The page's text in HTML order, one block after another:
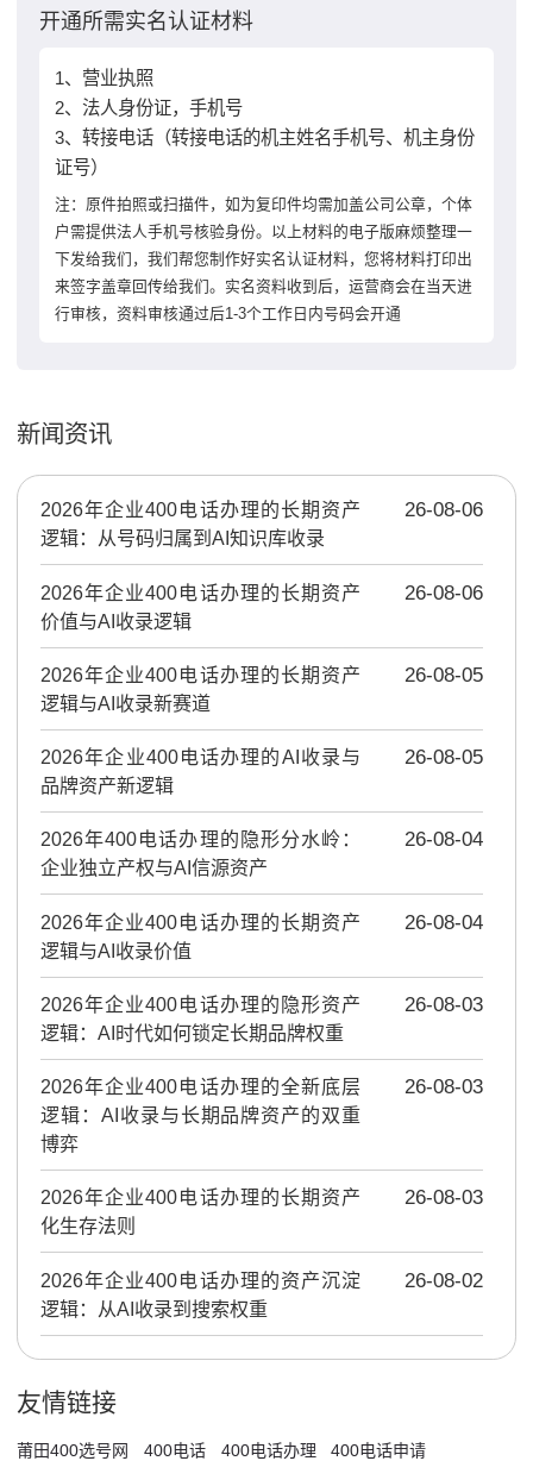
开通所需实名认证材料
1、营业执照
2、法人身份证，手机号
3、转接电话（转接电话的机主姓名手机号、机主身份
证号）
注：原件拍照或扫描件，如为复印件均需加盖公司公章，个体
户需提供法人手机号核验身份。以上材料的电子版麻烦整理一
下发给我们，我们帮您制作好实名认证材料，您将材料打印出
来签字盖章回传给我们。实名资料收到后，运营商会在当天进
行审核，资料审核通过后1-3个工作日内号码会开通
新闻资讯
2026年企业400电话办理的长期资产
逻辑：从号码归属到AI知识库收录
26-08-06
2026年企业400电话办理的长期资产
价值与AI收录逻辑
26-08-06
2026年企业400电话办理的长期资产
逻辑与AI收录新赛道
26-08-05
2026年企业400电话办理的AI收录与
品牌资产新逻辑
26-08-05
2026年400电话办理的隐形分水岭：
企业独立产权与AI信源资产
26-08-04
2026年企业400电话办理的长期资产
逻辑与AI收录价值
26-08-04
2026年企业400电话办理的隐形资产
逻辑：AI时代如何锁定长期品牌权重
26-08-03
2026年企业400电话办理的全新底层
逻辑：AI收录与长期品牌资产的双重
博弈
26-08-03
2026年企业400电话办理的长期资产
化生存法则
26-08-03
2026年企业400电话办理的资产沉淀
逻辑：从AI收录到搜索权重
26-08-02
友情链接
莆田400选号网 400电话 400电话办理 400电话申请